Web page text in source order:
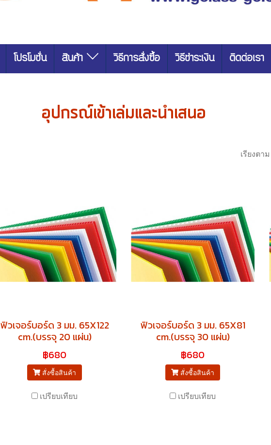
โปรโมชั่น สินค้า วิธีการสั่งซื้อ วิธีชำระเงิน ติดต่อเรา
อุปกรณ์เข้าเล่มและนำเสนอ
เรียงตาม
ฟิวเจอร์บอร์ด 3 มม. 65X122
cm.(บรรจุ 20 แผ่น)
฿680
สั่งซื้อสินค้า
เปรียบเทียบ
ฟิวเจอร์บอร์ด 3 มม. 65X81
cm.(บรรจุ 30 แผ่น)
฿680
สั่งซื้อสินค้า
เปรียบเทียบ